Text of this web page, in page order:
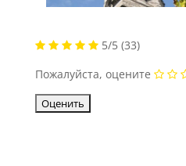
5/5 (33)
Пожалуйста, оцените